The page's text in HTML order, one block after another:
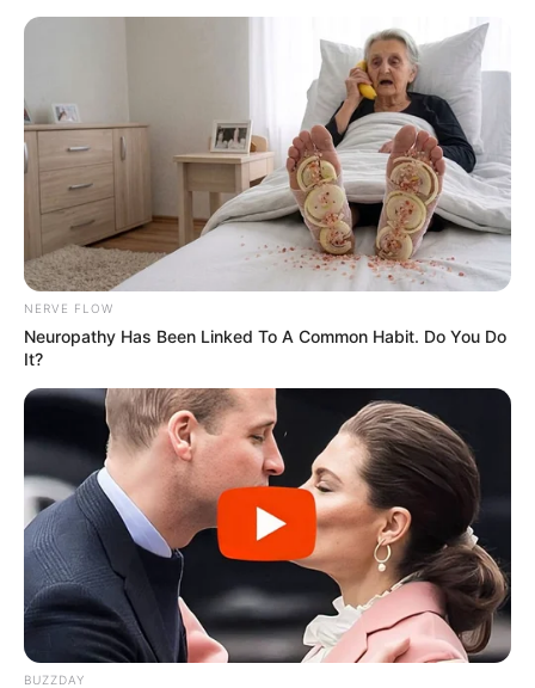
NERVE FLOW
Neuropathy Has Been Linked To A Common Habit. Do You Do
It?
BUZZDAY